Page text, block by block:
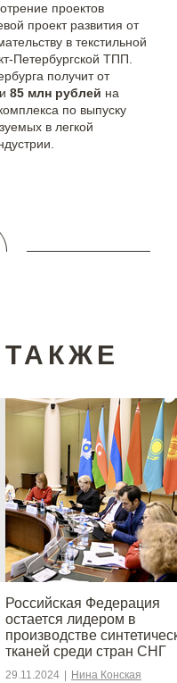
проектов
проект развития от
в текстильной
Петербургской ТПП.
получит от
85 млн рублей на
по выпуску
в легкой
Российская Федерация
остается лидером в
производстве
тканей среди стран СНГ
29.11.2024 Нина Конская